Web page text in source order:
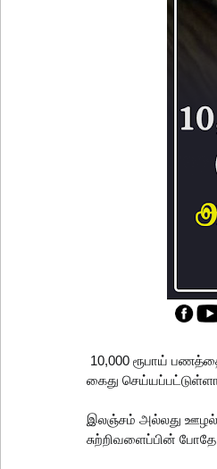
10,000 ரூபாய்
கைது
இலஞ்சம் அல்லது ஊழல்
சுற்றிவளைப்பின்